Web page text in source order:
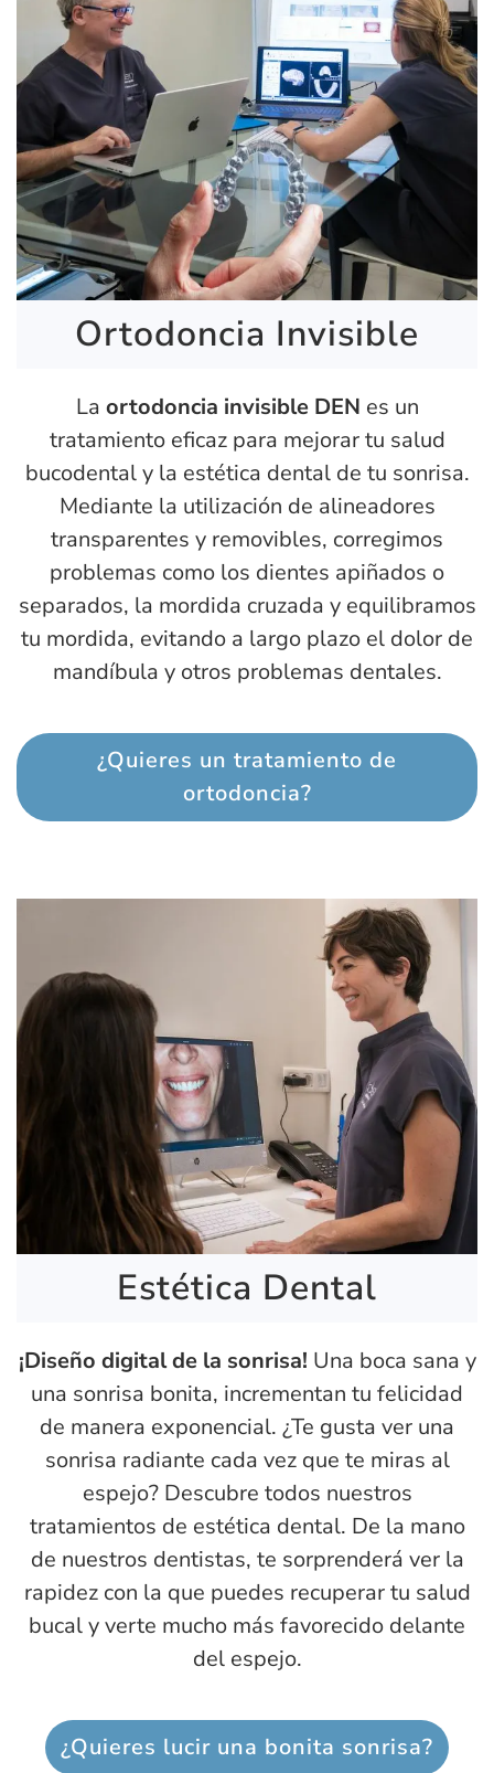
Ortodoncia Invisible
La ortodoncia invisible DEN es un
tratamiento eficaz para mejorar tu salud
bucodental y la estética dental de tu sonrisa.
Mediante la utilización de alineadores
transparentes y removibles, corregimos
problemas como los dientes apiñados o
separados, la mordida cruzada y equilibramos
tu mordida, evitando a largo plazo el dolor de
mandíbula y otros problemas dentales.
¿Quieres un tratamiento de
ortodoncia?
Estética Dental
¡Diseño digital de la sonrisa! Una boca sana y
una sonrisa bonita, incrementan tu felicidad
de manera exponencial. ¿Te gusta ver una
sonrisa radiante cada vez que te miras al
espejo? Descubre todos nuestros
tratamientos de estética dental. De la mano
de nuestros dentistas, te sorprenderá ver la
rapidez con la que puedes recuperar tu salud
bucal y verte mucho más favorecido delante
del espejo.
¿Quieres lucir una bonita sonrisa?